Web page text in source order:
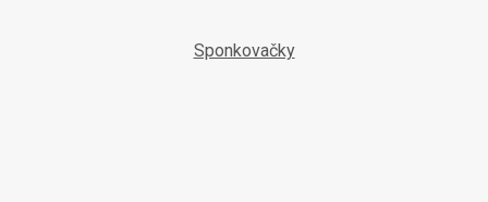
Sponkovačky